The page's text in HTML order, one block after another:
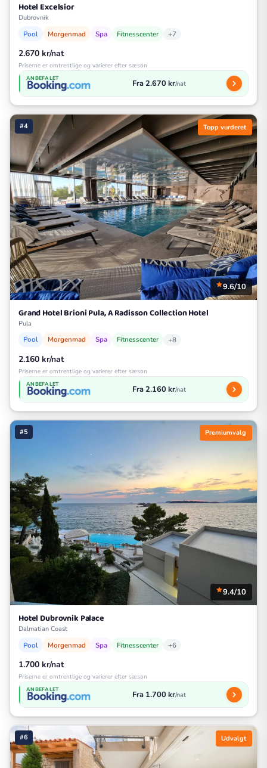
Hotel Excelsior
Dubrovnik
Pool Morgenmad Spa Fitnesscenter +7
2.670 kr/nat
Priserne er omtrentlige og varierer efter sæson
ANBEFALET Fra 2.670 kr/nat
#4 Topp vurderet
9.6/10
Grand Hotel Brioni Pula, A Radisson Collection Hotel
Pula
Pool Morgenmad Spa Fitnesscenter +8
2.160 kr/nat
Priserne er omtrentlige og varierer efter sæson
ANBEFALET Fra 2.160 kr/nat
#5 Premiumvalg
9.4/10
Hotel Dubrovnik Palace
Dalmatian Coast
Pool Morgenmad Spa Fitnesscenter +6
1.700 kr/nat
Priserne er omtrentlige og varierer efter sæson
ANBEFALET Fra 1.700 kr/nat
#6 Udvalgt